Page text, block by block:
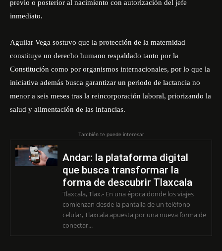
previo o posterior al nacimiento con autorización del jefe
inmediato.
Aguilar Vega sostuvo que la protección de la maternidad
constituye un derecho humano respaldado tanto por la
Constitución como por organismos internacionales, por lo que la
iniciativa además busca garantizar un periodo de lactancia no
menor a seis meses tras la reincorporación laboral, priorizando la
salud y alimentación de las infancias.
También te puede interesar
Andar: la plataforma digital
que busca transformar la
forma de descubrir Tlaxcala
Tlaxcala, Tlax.- En una época donde los viajes
comienzan desde la pantalla de un teléfono
celular, Tlaxcala apuesta por una nueva forma de
conectar...